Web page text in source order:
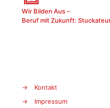
Wir Bilden Aus –
Beruf mit Zukunft:
→
Kontakt
→
Impressum